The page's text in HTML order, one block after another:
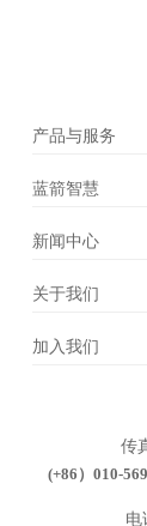
产品与服务
蓝箭智慧
新闻中心
关于我们
加入我们
传
(+86）010-